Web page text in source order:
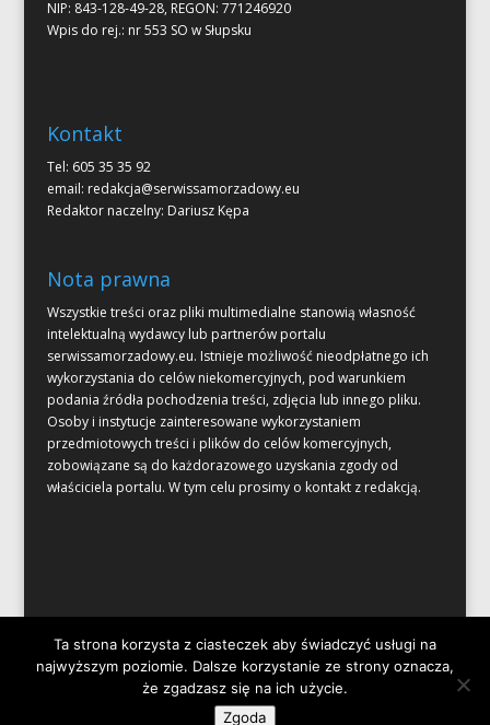
NIP: 843-128-49-28, REGON: 771246920
Wpis do rej.: nr 553 SO w Słupsku
Kontakt
Tel: 605 35 35 92
email: redakcja@serwissamorzadowy.eu
Redaktor naczelny: Dariusz Kępa
Nota prawna
Wszystkie treści oraz pliki multimedialne stanowią własność
intelektualną wydawcy lub partnerów portalu
serwissamorzadowy.eu. Istnieje możliwość nieodpłatnego ich
wykorzystania do celów niekomercyjnych, pod warunkiem
podania źródła pochodzenia treści, zdjęcia lub innego pliku.
Osoby i instytucje zainteresowane wykorzystaniem
przedmiotowych treści i plików do celów komercyjnych,
zobowiązane są do każdorazowego uzyskania zgody od
właściciela portalu. W tym celu prosimy o kontakt z redakcją.
Zaprojektowane przez Elegant Themes
| Obsługiwane przez
Ta strona korzysta z ciasteczek aby świadczyć usługi na
najwyższym poziomie. Dalsze korzystanie ze strony oznacza,
że zgadzasz się na ich użycie.
Zgoda